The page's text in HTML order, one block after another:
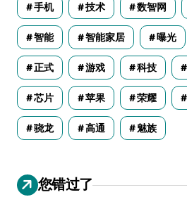
手机 技术 数智网
智能 智能家居 曝光
正式 游戏 科技
芯片 苹果 荣耀
骁龙 高通 魅族
您错过了